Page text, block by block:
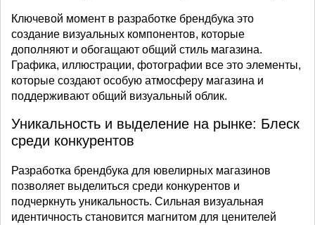
Ключевой момент в разработке брендбука это
создание визуальных компонентов, которые
дополняют и обогащают общий стиль магазина.
Графика, иллюстрации, фотографии все это элементы,
которые создают особую атмосферу магазина и
поддерживают общий визуальный облик.
Уникальность и выделение на рынке: Блеск
среди конкурентов
Разработка брендбука для ювелирных магазинов
позволяет выделиться среди конкурентов и
подчеркнуть уникальность. Сильная визуальная
идентичность становится магнитом для ценителей